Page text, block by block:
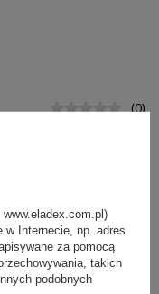
DORA METAL
(0)
w Internecie, np. adres
za pomocą
takich
podobnych